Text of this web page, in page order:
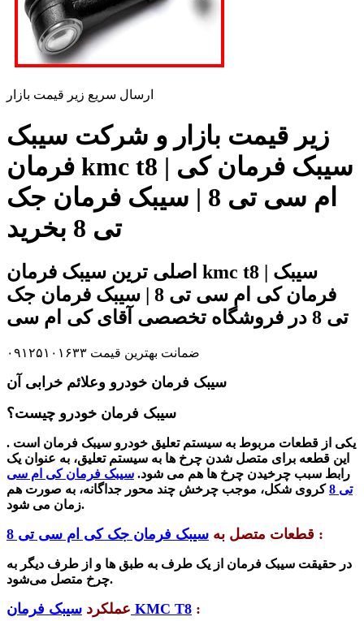
ارسال سریع زیر قیمت بازار
زیر قیمت بازار و شرکت سیبک
فرمان kmc t8 | سیبک فرمان کی
ام سی تی 8 | سیبک فرمان جک
تی 8 بخرید
اصلی ترین سیبک فرمان kmc t8 | سیبک
فرمان کی ام سی تی 8 | سیبک فرمان جک
تی 8 در فروشگاه تخصصی آقای کی ام سی
ضمانت بهترین قیمت ۰۹۱۲۵۱۰۱۶۳۳
سیبک فرمان خودرو چیست؟
یکی از قطعات مربوط به سیستم تعلیق خودرو سیبک فرمان است .
این قطعه برای متصل شدن چرخ ها به سیستم تعلیق، به عنوان یک
رابط سبب چرخیدن چرخ ها هم می شود. سیبک فرمان کی ام سی
تی 8
کروی شکل، موجب چرخش چند محور جداگانه، به صورت هم
زمان می شود.
قطعات متصل به سیبک فرمان جک کی ام سی تی 8 :
در حقیقت سیبک فرمان از یک طرف به طبق ها و از طرف دیگر به
چرخ متصل می‌شود.
عملکرد سیبک فرمان KMC T8 :